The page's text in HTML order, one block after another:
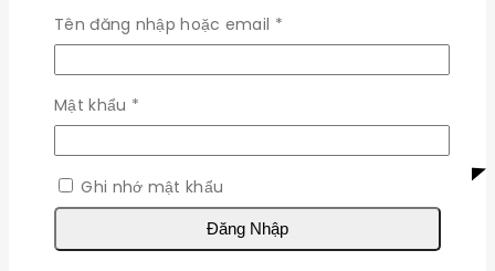
Tên đăng nhập hoặc email *Bắt
buộc
Mật khẩu *
buộc
Ghi nhớ mật khẩu
Đăng Nhập